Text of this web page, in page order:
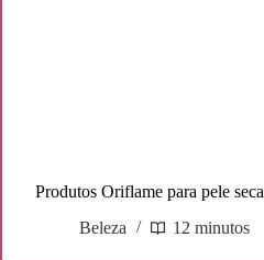
Produtos Oriflame para pele
Beleza
12 minutos